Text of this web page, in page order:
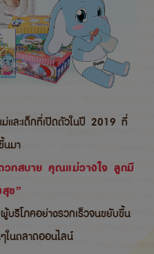
และเด็กที่เปิดตัวในปี 2019 ที่
มา
วกสบาย คุณแม่วางใจ ลูกมี
ข”
บริโภคอย่างรวกเร็วจนขยับขึ้น
ในตลาดออนไลน์